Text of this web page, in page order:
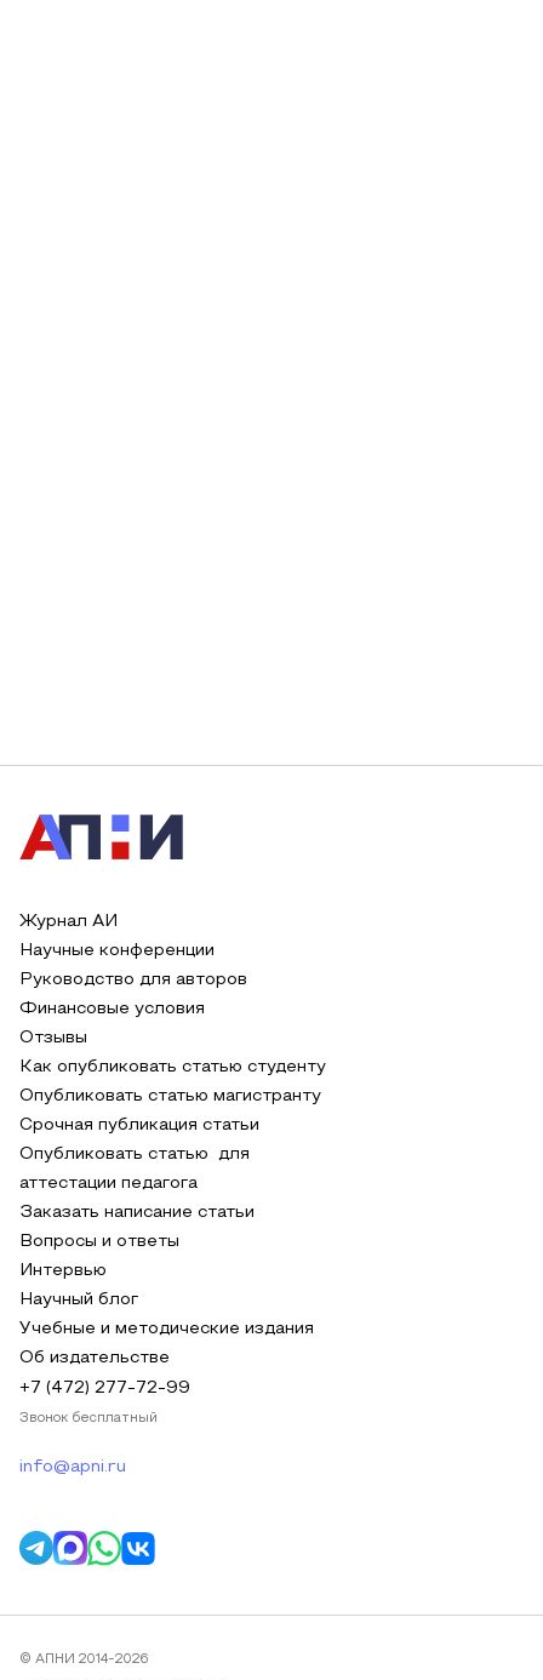
Журнал АИ
Научные конференции
Руководство для авторов
Финансовые условия
Отзывы
Как опубликовать статью студенту
Опубликовать статью магистранту
Срочная публикация статьи
Опубликовать статью для
аттестации педагога
Заказать написание статьи
Вопросы и ответы
Интервью
Научный блог
Учебные и методические издания
Об издательстве
+7 (472) 277-72-99
Звонок бесплатный
info@apni.ru
© АПНИ 2014-2026